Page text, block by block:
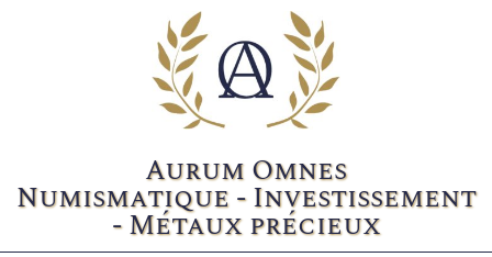
Aurum Omnes
Numismatique - Investissement
- Métaux précieux